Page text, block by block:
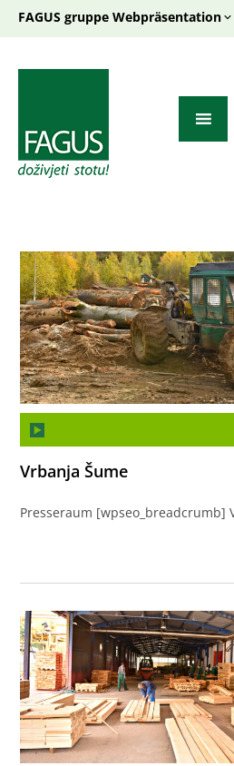
FAGUS gruppe Webpräsentation
Vrbanja Šume
Presseraum [wpseo_breadcrumb]